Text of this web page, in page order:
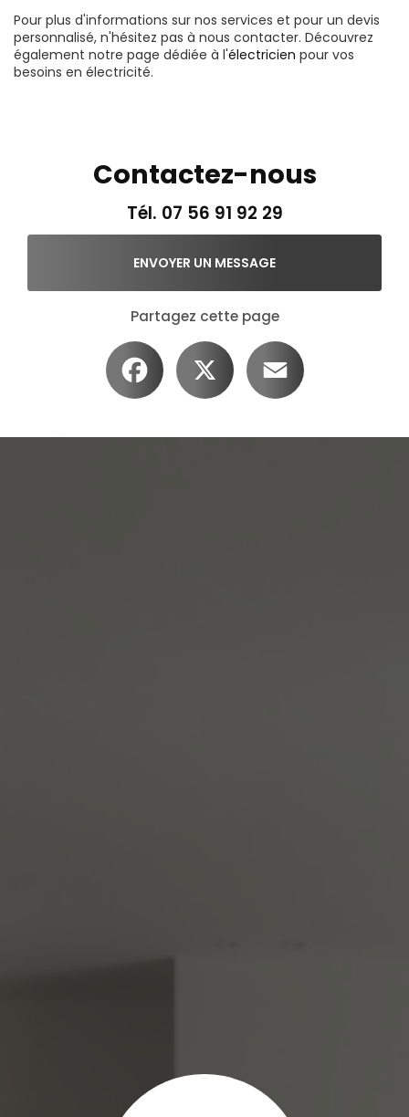
Pour plus d'informations sur nos services et pour un devis
personnalisé, n'hésitez pas à nous contacter. Découvrez
également notre page dédiée à l'électricien pour vos
besoins en électricité.
Contactez-nous
Tél. 07 56 91 92 29
ENVOYER UN MESSAGE
Partagez cette page
Facebook